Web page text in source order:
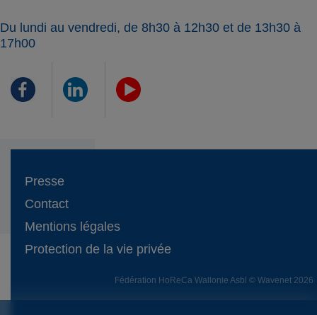
Du lundi au vendredi, de 8h30 à 12h30 et de 13h30 à
17h00
Presse
Contact
Mentions légales
Protection de la vie privée
Fédération HoReCa Wallonie Asbl © Wavenet 2026